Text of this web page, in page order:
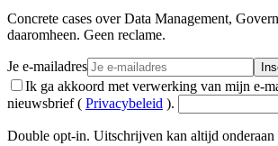
Concrete cases over Data Management,
daaromheen. Geen reclame.
Je e-mailadres
Ik ga akkoord met verwerking van mijn e-
nieuwsbrief ( Privacybeleid ).
Double opt-in. Uitschrijven kan altijd onderaan